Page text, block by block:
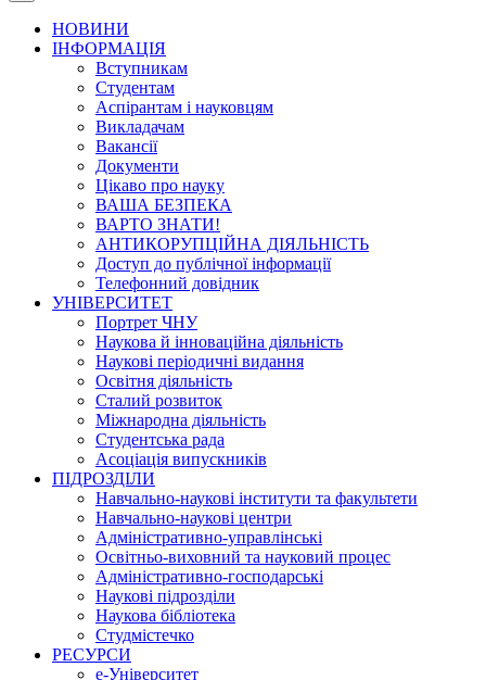
НОВИНИ
ІНФОРМАЦІЯ
Вступникам
Студентам
Аспірантам і науковцям
Викладачам
Вакансії
Документи
Цікаво про науку
ВАША БЕЗПЕКА
ВАРТО ЗНАТИ!
АНТИКОРУПЦІЙНА ДІЯЛЬНІСТЬ
Доступ до публічної інформації
Телефонний довідник
УНІВЕРСИТЕТ
Портрет ЧНУ
Наукова й інноваційна діяльність
Наукові періодичні видання
Освітня діяльність
Сталий розвиток
Міжнародна діяльність
Студентська рада
Асоціація випускників
ПІДРОЗДІЛИ
Навчально-наукові інститути та факультети
Навчально-наукові центри
Адміністративно-управлінські
Освітньо-виховний та науковий процес
Адміністративно-господарські
Наукові підрозділи
Наукова бібліотека
Студмістечко
РЕСУРСИ
е-Університет